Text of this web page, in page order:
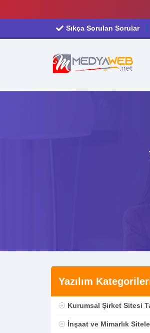
Sıkça Sorulan Sorular
Yazılım
Kurumsal Şirket Sitesi
İnşaat ve Mimarlık